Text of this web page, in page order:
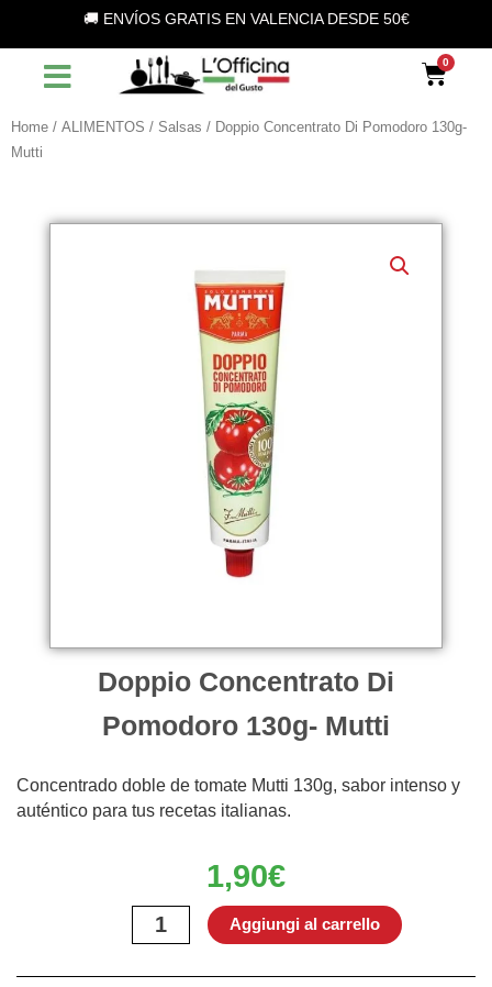
contenuto
🚚 ENVÍOS GRATIS EN VALENCIA DESDE 50€
Home / ALIMENTOS / Salsas / Doppio Concentrato Di Pomodoro 130g-
Mutti
Doppio Concentrato Di
Pomodoro 130g- Mutti
Concentrado doble de tomate Mutti 130g, sabor intenso y
auténtico para tus recetas italianas.
1,90€
Concentrato
Aggiungi al carrello